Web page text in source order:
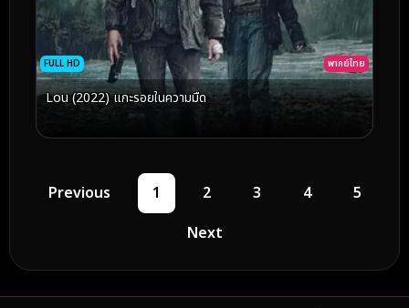
FULL HD พากย์ไทย
Lou (2022) แกะรอยในความมืด
Previous 1 2 3 4
5
Next